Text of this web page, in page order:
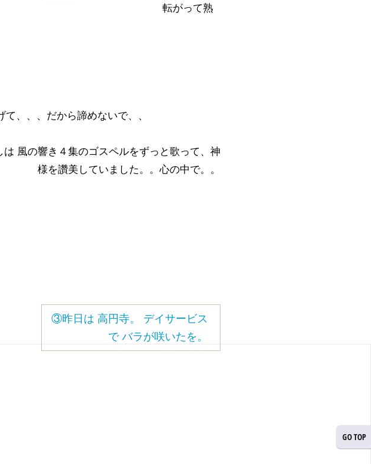
転がって熟
て、、、だから諦めないで、、
は 風の響き４集のゴスペルをずっと歌って、神
様を讚美していました。。心の中で。。
③昨日は 高円寺。 デイサービス
で バラが咲いたを。
GO TOP